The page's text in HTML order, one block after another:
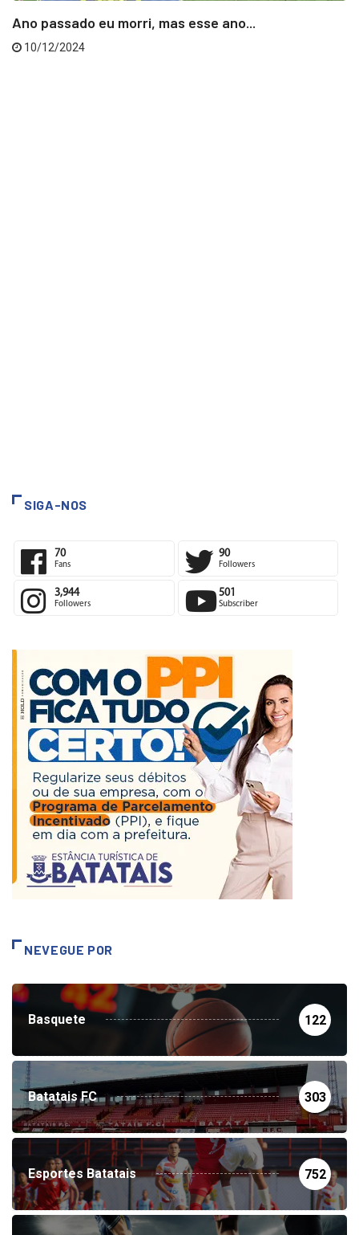
Ano passado eu morri, mas esse ano...
10/12/2024
SIGA-NOS
70 90
3,944 501
NEVEGUE POR
Basquete 122
Batatais FC 303
Esportes Batatais 752